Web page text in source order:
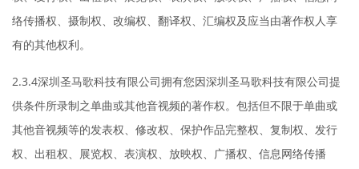
络传播权、摄制权、改编权、翻译权、汇编权及应当由著作权人享
有的其他权利。
2.3.4深圳圣马歌科技有限公司拥有您因深圳圣马歌科技有限公司提
供条件所录制之单曲或其他音视频的著作权。包括但不限于单曲或
其他音视频等的发表权、修改权、保护作品完整权、复制权、发行
权、出租权、展览权、表演权、放映权、广播权、信息网络传播